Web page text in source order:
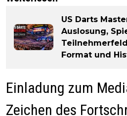
US Darts
Auslosung,
Format und
Einladung zum
Zeichen des